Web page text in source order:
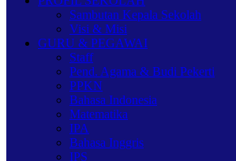
Sambutan Kepala Sekolah
Visi & Misi
GURU & PEGAWAI
Staff
Pend. Agama & Budi Pekerti
PPKN
Bahasa Indonesia
Matematika
IPA
Bahasa Inggris
IPS